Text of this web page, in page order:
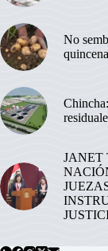
No
JANET